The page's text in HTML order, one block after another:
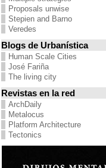
Proposals unwise
Stepien and Barno
Veredes
Blogs de Urbanística
Human Scale Cities
José Fariña
The living city
Revistas en la red
ArchDaily
Metalocus
Platform Architecture
Tectonics